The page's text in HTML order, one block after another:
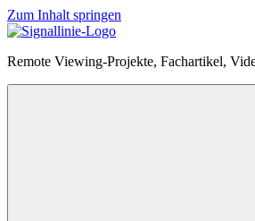
Zum Inhalt springen
Remote Viewing-Projekte, Fachartikel,